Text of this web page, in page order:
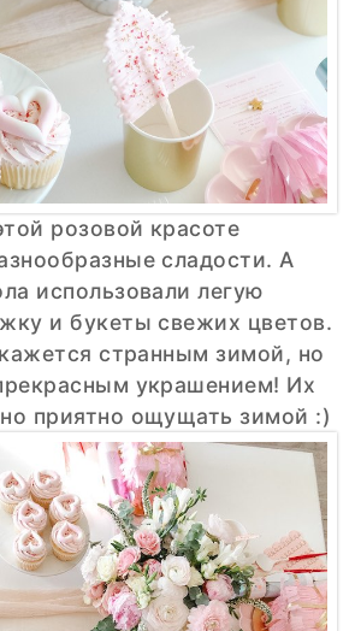
розовой красоте
сладости. А
использовали легую
и букеты свежих цветов.
странным зимой, но
украшением! Их
приятно ощущать зимой :)